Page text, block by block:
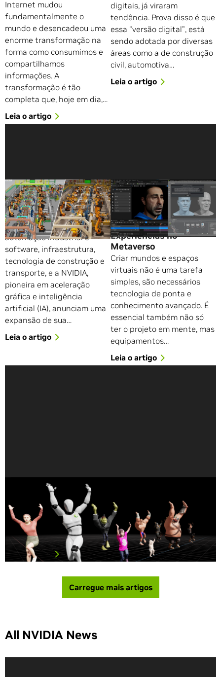
Internet mudou
fundamentalmente o
mundo e desencadeou uma
enorme transformação na
forma como consumimos e
compartilhamos
informações. A
transformação é tão
completa que, hoje em dia,…
Leia o artigo
digitais, já viraram
tendência. Prova disso é que
essa “versão digital”, está
sendo adotada por diversas
áreas como a de construção
civil, automotiva…
Leia o artigo
Siemens e NVIDIA
Possibilitam Metaversos
Industriais
A Siemens, líder em
automação industrial e
software, infraestrutura,
tecnologia de construção e
transporte, e a NVIDIA,
pioneira em aceleração
gráfica e inteligência
artificial (IA), anunciam uma
expansão de sua…
Leia o artigo
Soluções Enterprise da
NVIDIA e TDFX
Viabilizam a Criação de
Mundos Virtuais e
Experiências no
Metaverso
Criar mundos e espaços
virtuais não é uma tarefa
simples, são necessários
tecnologia de ponta e
conhecimento avançado. É
essencial também não só
ter o projeto em mente, mas
equipamentos…
Leia o artigo
O que é Animation Retargeting?
Você já imitou o comportamento de outra pessoa?
Tentou agir como outra pessoa? É muito fácil para nós
imitar outra pessoa no mundo real. Mas e no mundo 3D?
Se…
Leia o artigo
Carregue mais artigos
All NVIDIA News